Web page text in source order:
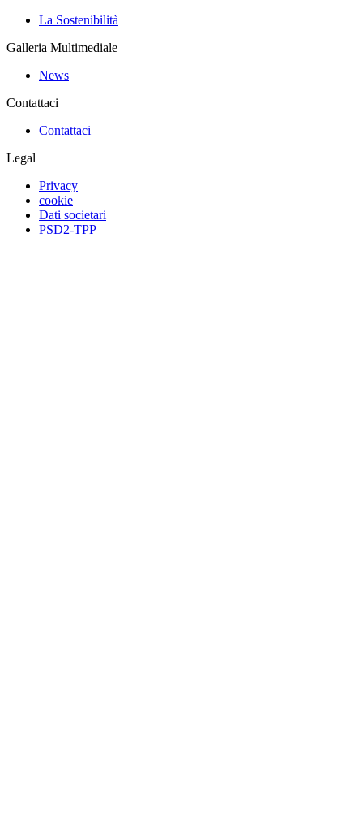
La Sostenibilità
Galleria Multimediale
News
Contattaci
Contattaci
Legal
Privacy
cookie
Dati societari
PSD2-TPP